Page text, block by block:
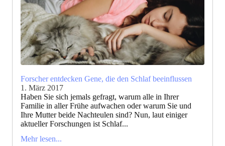
Forscher entdecken Gene, die den Schlaf beeinflussen
1. März 2017
Haben Sie sich jemals gefragt, warum alle in Ihrer
Familie in aller Frühe aufwachen oder warum Sie und
Ihre Mutter beide Nachteulen sind? Nun, laut einiger
aktueller Forschungen ist Schlaf...
Mehr lesen...